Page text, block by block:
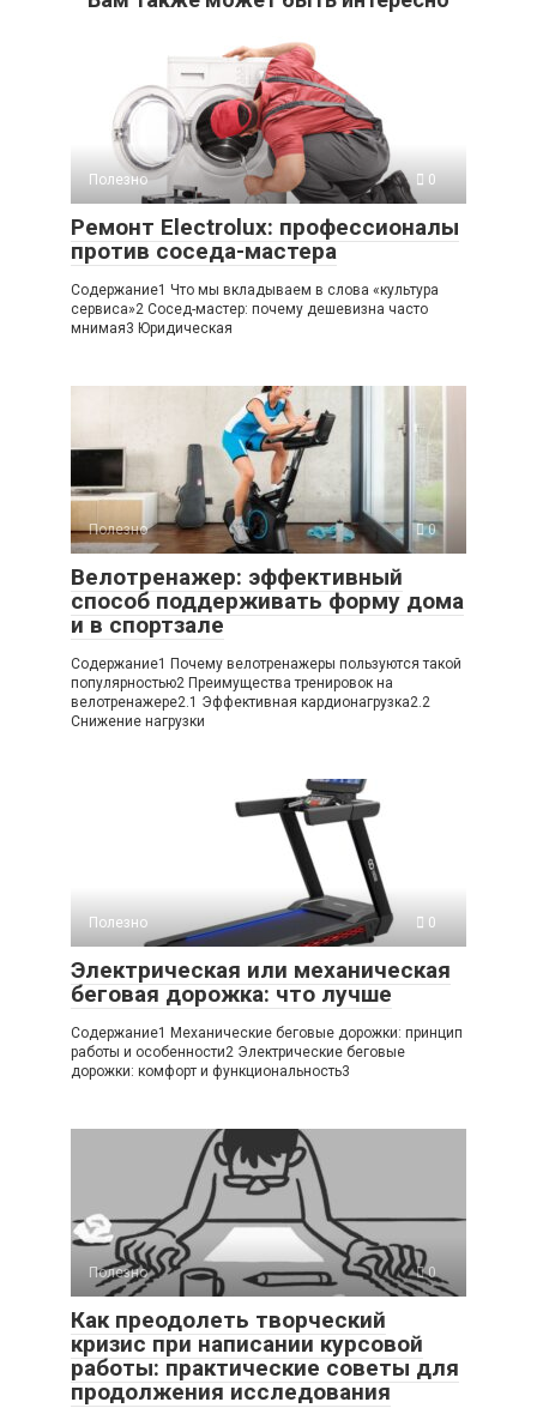
Полезно 0
Ремонт Electrolux: профессионалы
против соседа-мастера
Содержание1 Что мы вкладываем в слова «культура
сервиса»2 Сосед-мастер: почему дешевизна часто
мнимая3 Юридическая
Полезно 0
Велотренажер: эффективный
способ поддерживать форму дома
и в спортзале
Содержание1 Почему велотренажеры пользуются такой
популярностью2 Преимущества тренировок на
велотренажере2.1 Эффективная кардионагрузка2.2
Снижение нагрузки
Полезно 0
Электрическая или механическая
беговая дорожка: что лучше
Содержание1 Механические беговые дорожки: принцип
работы и особенности2 Электрические беговые
дорожки: комфорт и функциональность3
Полезно 0
Как преодолеть творческий
кризис при написании курсовой
работы: практические советы для
продолжения исследования